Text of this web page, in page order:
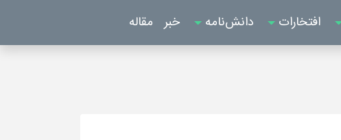
افتخارات دانش‌نامه خبر مقاله